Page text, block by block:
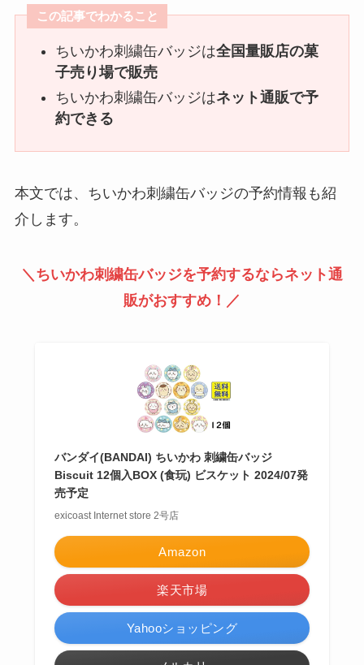
この記事でわかること
ちいかわ刺繍缶バッジは全国量販店の菓
子売り場で販売
ちいかわ刺繍缶バッジはネット通販で予
約できる
本文では、ちいかわ刺繍缶バッジの予約情報も紹
介します。
＼ ちいかわ刺繍缶バッジを予約するならネット通
販がおすすめ！ ／
バンダイ(BANDAI) ちいかわ 刺繍缶バッジ
Biscuit 12個入BOX (食玩) ビスケット 2024/07発
売予定
exicoast Internet store 2号店
Amazon
楽天市場
Yahooショッピング